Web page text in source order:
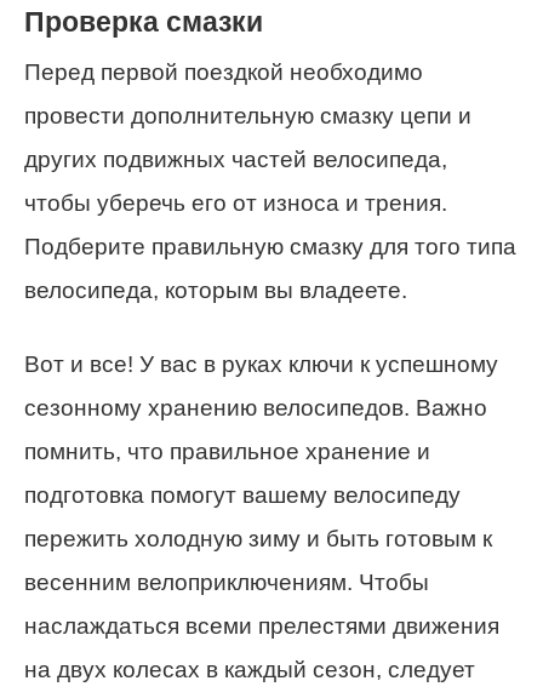
Проверка смазки
Перед первой поездкой необходимо
провести дополнительную смазку цепи и
других подвижных частей велосипеда,
чтобы уберечь его от износа и трения.
Подберите правильную смазку для того типа
велосипеда, которым вы владеете.
Вот и все! У вас в руках ключи к успешному
сезонному хранению велосипедов. Важно
помнить, что правильное хранение и
подготовка помогут вашему велосипеду
пережить холодную зиму и быть готовым к
весенним велоприключениям. Чтобы
наслаждаться всеми прелестями движения
на двух колесах в каждый сезон, следует